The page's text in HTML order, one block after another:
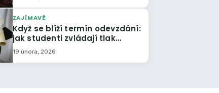
ZAJÍMAVÉ
Když se blíží termín odevzdání:
jak studenti zvládají tlak
kolem diplomových a
bakalářských prací
19 února, 2026